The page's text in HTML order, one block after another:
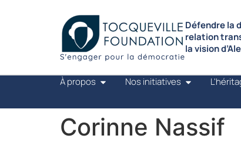
Défendre la
relation
la vision
À propos Nos initiatives
Corinne Nassif